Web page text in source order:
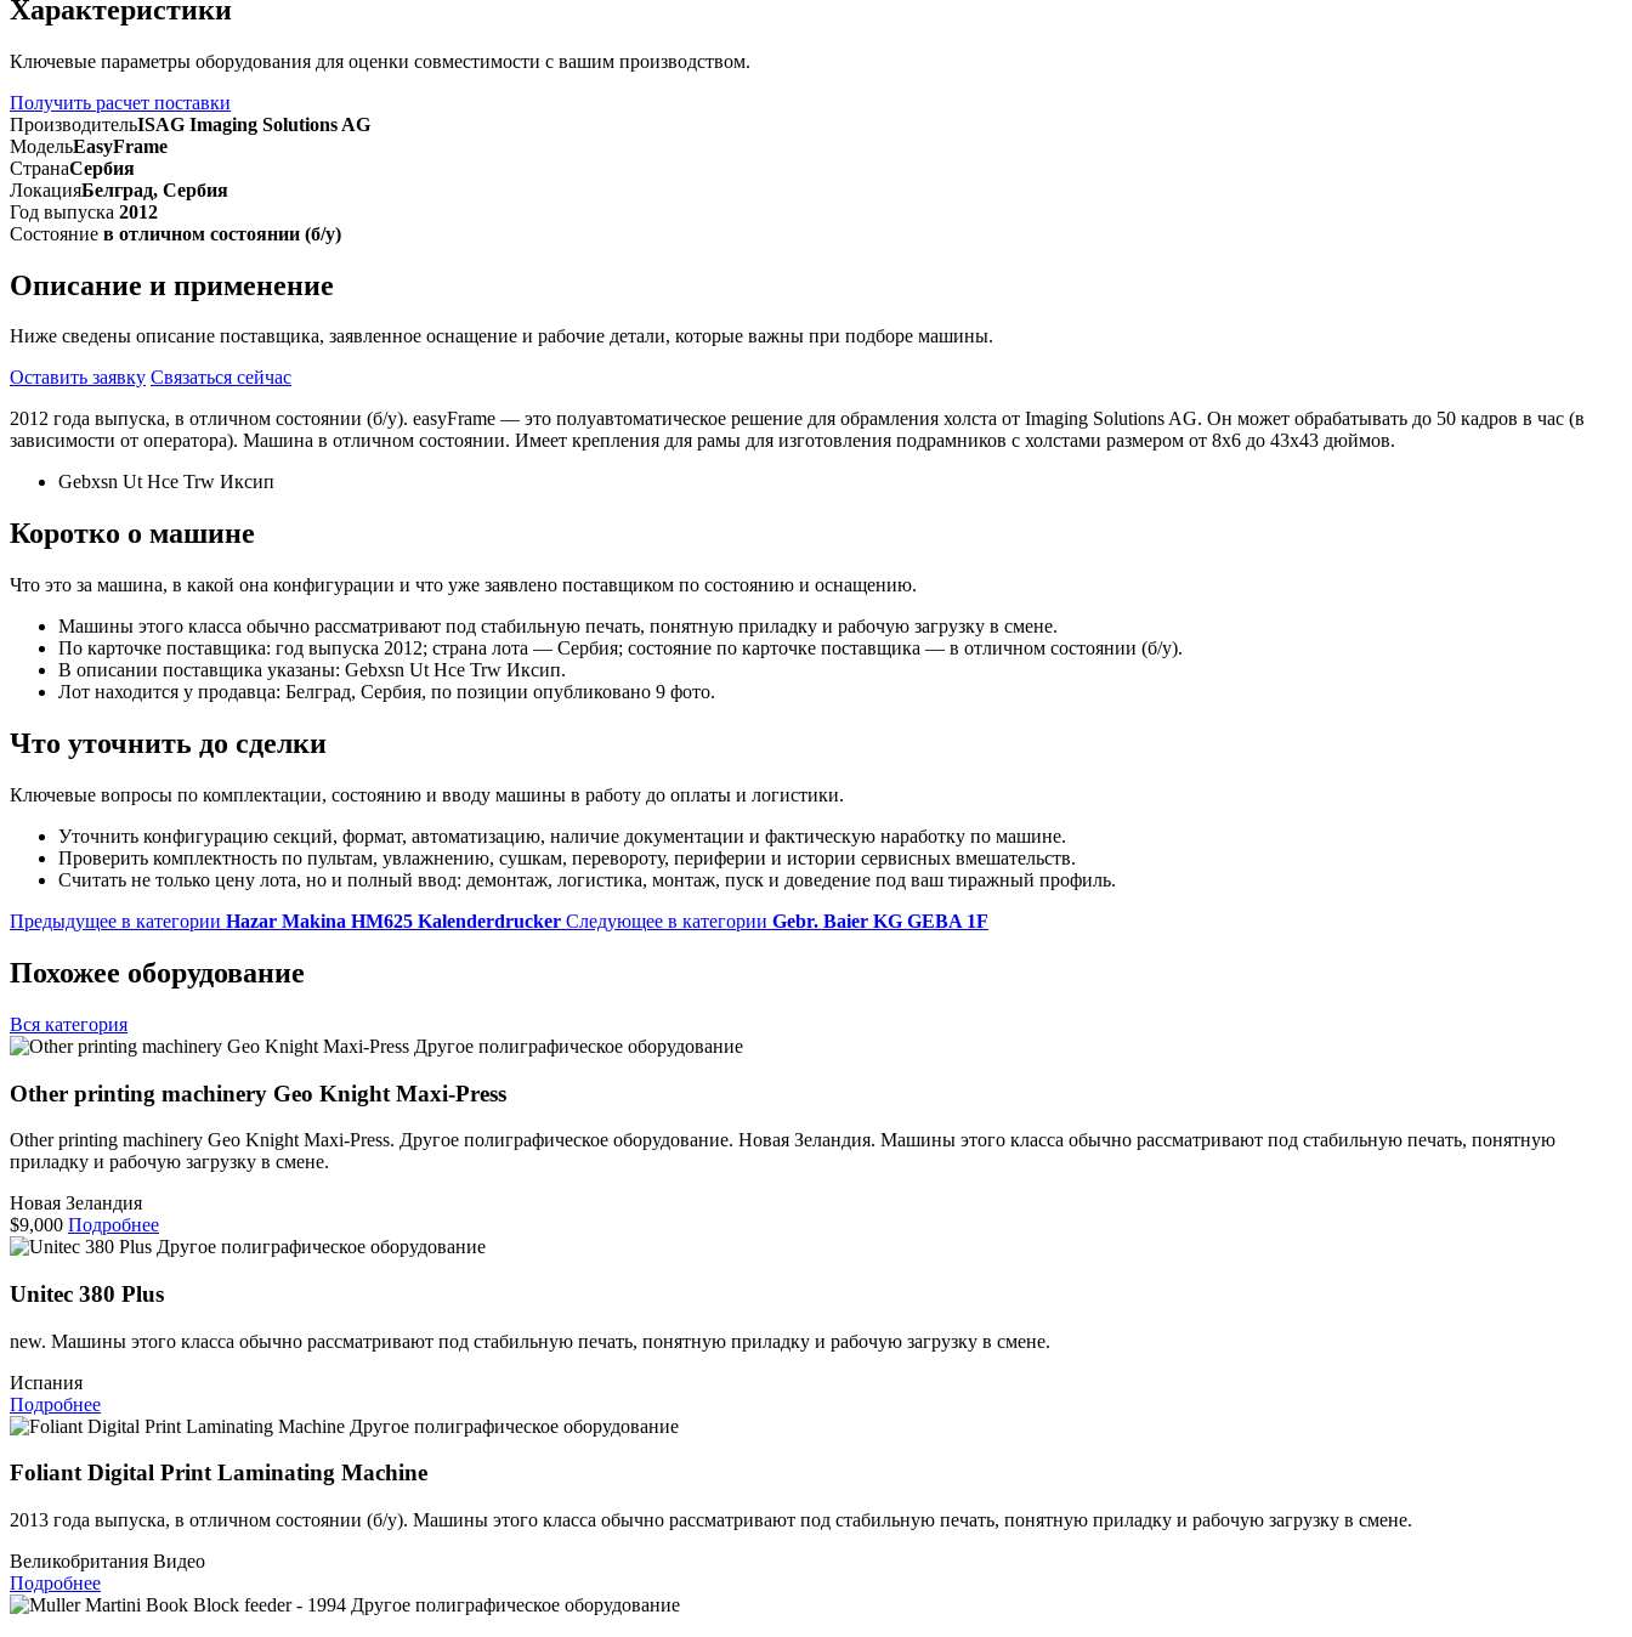
Характеристики
Ключевые параметры оборудования для оценки совместимости с вашим производством.
Получить расчет поставки
ПроизводительISAG Imaging Solutions AG
МодельEasyFrame
СтранаСербия
ЛокацияБелград, Сербия
Год выпуска 2012
Состояние в отличном состоянии (б/у)
Описание и применение
Ниже сведены описание поставщика, заявленное оснащение и рабочие детали, которые важны при подборе машины.
Оставить заявку Связаться сейчас
2012 года выпуска, в отличном состоянии (б/у). easyFrame — это полуавтоматическое решение для обрамления холста от Imaging Solutions AG. Он может обрабатывать до 50 кадров в час (в
зависимости от оператора). Машина в отличном состоянии. Имеет крепления для рамы для изготовления подрамников с холстами размером от 8х6 до 43х43 дюймов.
Gebxsn Ut Hce Trw Иксип
Коротко о машине
Что это за машина, в какой она конфигурации и что уже заявлено поставщиком по состоянию и оснащению.
Машины этого класса обычно рассматривают под стабильную печать, понятную приладку и рабочую загрузку в смене.
По карточке поставщика: год выпуска 2012; страна лота — Сербия; состояние по карточке поставщика — в отличном состоянии (б/у).
В описании поставщика указаны: Gebxsn Ut Hce Trw Иксип.
Лот находится у продавца: Белград, Сербия, по позиции опубликовано 9 фото.
Что уточнить до сделки
Ключевые вопросы по комплектации, состоянию и вводу машины в работу до оплаты и логистики.
Уточнить конфигурацию секций, формат, автоматизацию, наличие документации и фактическую наработку по машине.
Проверить комплектность по пультам, увлажнению, сушкам, перевороту, периферии и истории сервисных вмешательств.
Считать не только цену лота, но и полный ввод: демонтаж, логистика, монтаж, пуск и доведение под ваш тиражный профиль.
Предыдущее в категории Hazar Makina HM625 Kalenderdrucker Следующее в категории Gebr. Baier KG GEBA 1F
Похожее оборудование
Вся категория
Другое полиграфическое оборудование
Other printing machinery Geo Knight Maxi-Press
Other printing machinery Geo Knight Maxi-Press. Другое полиграфическое оборудование. Новая Зеландия. Машины этого класса обычно рассматривают под стабильную печать, понятную
приладку и рабочую загрузку в смене.
Новая Зеландия
$9,000 Подробнее
Другое полиграфическое оборудование
Unitec 380 Plus
new. Машины этого класса обычно рассматривают под стабильную печать, понятную приладку и рабочую загрузку в смене.
Испания
Подробнее
Другое полиграфическое оборудование
Foliant Digital Print Laminating Machine
2013 года выпуска, в отличном состоянии (б/у). Машины этого класса обычно рассматривают под стабильную печать, понятную приладку и рабочую загрузку в смене.
Великобритания Видео
Подробнее
Другое полиграфическое оборудование